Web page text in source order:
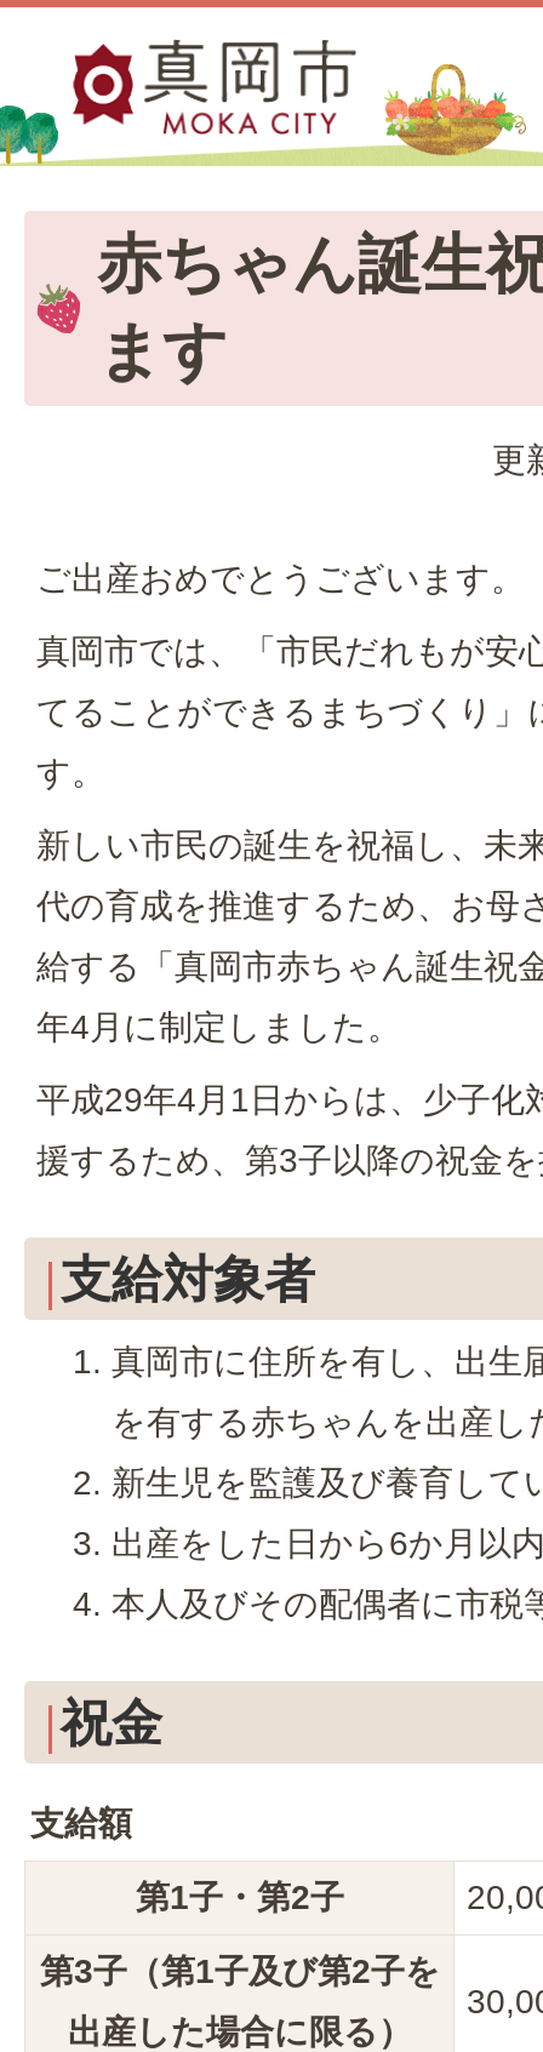
赤ちゃん誕生
ます
更
ご出産おめでとうございます。
真岡市では、「市民だれもが安
てることができるまちづくり」
す。
新しい市民の誕生を祝福し、未
代の育成を推進するため、お母
給する「真岡市赤ちゃん誕生祝
年4月に制定しました。
平成29年4月1日からは、少子化
援するため、第3子以降の祝金
支給対象者
真岡市に住所を有し、出生
を有する赤ちゃんを出産し
新生児を監護及び養育して
出産をした日から6か月以
本人及びその配偶者に市税
祝金
支給額
第1子・第2子
第3子（第1子及び第2子を
出産した場合に限る）